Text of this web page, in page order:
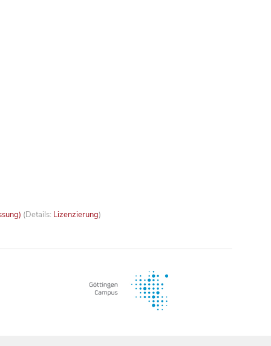
(Details: Lizenzierung)